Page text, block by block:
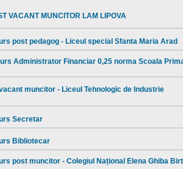
VACANT MUNCITOR LAM LIPOVA
post pedagog - Liceul special Sfanta Maria Arad
Administrator Financiar 0,25 norma Scoala
muncitor - Liceul Tehnologic de Industrie
Secretar
Bibliotecar
post muncitor - Colegiul Național Elena Ghiba